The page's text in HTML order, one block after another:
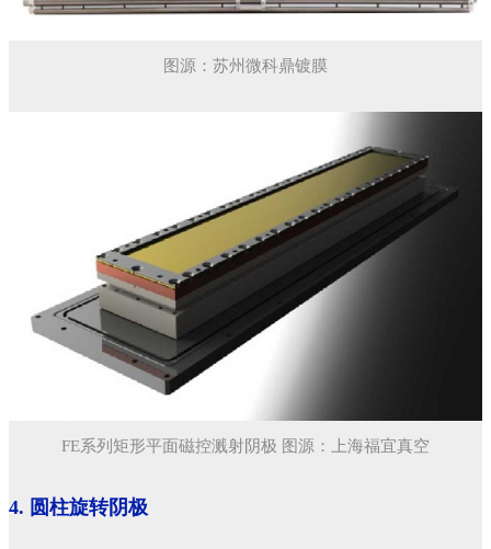
图源：苏州微科鼎镀膜
FE系列矩形平面磁控溅射阴极 图源：上海福宜真空
4. 圆柱旋转阴极